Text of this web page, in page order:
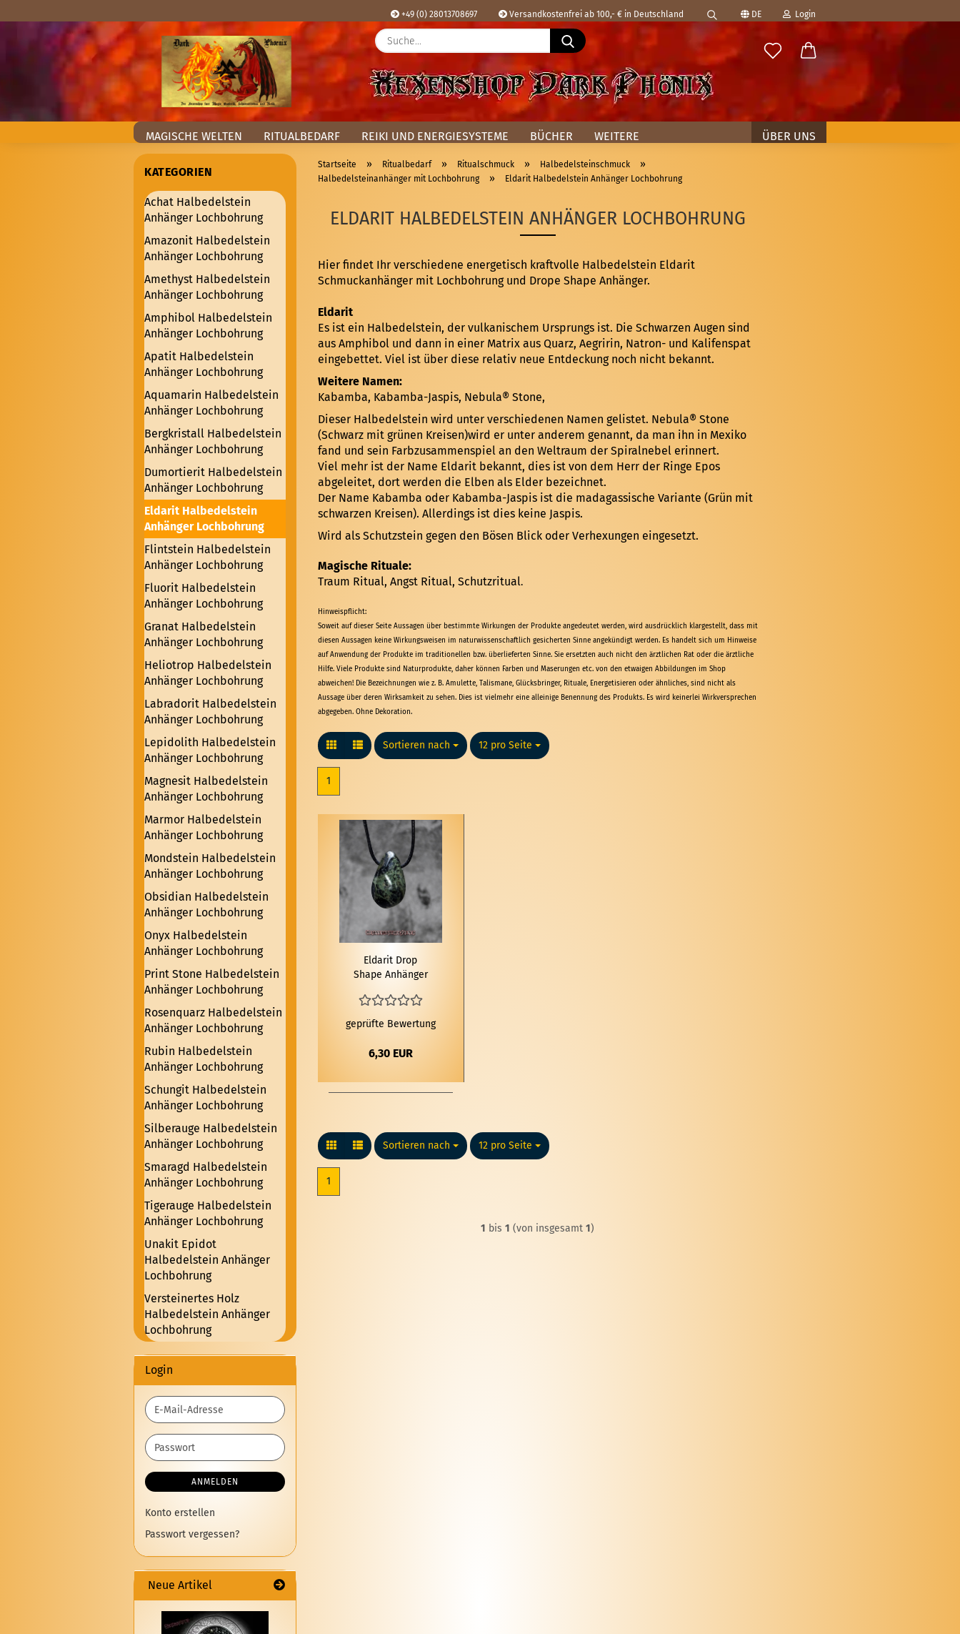
+49 (0) 28013708697 Versandkostenfrei ab 100,- € in Deutschland DE
Sprache auswählen
Lieferland
Login
E-Mail
Passwort
Suche...
MAGISCHE WELTEN RITUALBEDARF REIKI UND ENERGIESYSTEME BÜCHER ÜBER UNS
WEITERE
Startseite » Ritualbedarf » Ritualschmuck » Halbedelsteinschmuck »
Halbedelsteinanhänger mit Lochbohrung » Eldarit Halbedelstein Anhänger Lochbohrung
ELDARIT HALBEDELSTEIN ANHÄNGER LOCHBOHRUNG
Hier findet Ihr verschiedene energetisch kraftvolle Halbedelstein Eldarit
Schmuckanhänger mit Lochbohrung und Drope Shape Anhänger.
Eldarit
Es ist ein Halbedelstein, der vulkanischem Ursprungs ist. Die Schwarzen Augen sind
aus Amphibol und dann in einer Matrix aus Quarz, Aegririn, Natron- und Kalifenspat
eingebettet. Viel ist über diese relativ neue Entdeckung noch nicht bekannt.
Weitere Namen:
Kabamba, Kabamba-Jaspis, Nebula® Stone,
Dieser Halbedelstein wird unter verschiedenen Namen gelistet. Nebula® Stone
(Schwarz mit grünen Kreisen)wird er unter anderem genannt, da man ihn in Mexiko
fand und sein Farbzusammenspiel an den Weltraum der Spiralnebel erinnert.
Viel mehr ist der Name Eldarit bekannt, dies ist von dem Herr der Ringe Epos
abgeleitet, dort werden die Elben als Elder bezeichnet.
Der Name Kabamba oder Kabamba-Jaspis ist die madagassische Variante (Grün mit
schwarzen Kreisen). Allerdings ist dies keine Jaspis.
Wird als Schutzstein gegen den Bösen Blick oder Verhexungen eingesetzt.
Magische Rituale:
Traum Ritual, Angst Ritual, Schutzritual.
Hinweispflicht:
Soweit auf dieser Seite Aussagen über bestimmte Wirkungen der Produkte angedeutet werden, wird ausdrücklich klargestellt, dass mit
diesen Aussagen keine Wirkungsweisen im naturwissenschaftlich gesicherten Sinne angekündigt werden. Es handelt sich um Hinweise
auf Anwendung der Produkte im traditionellen bzw. überlieferten Sinne. Sie ersetzten auch nicht den ärztlichen Rat oder die ärztliche
Hilfe. Viele Produkte sind Naturprodukte, daher können Farben und Maserungen etc. von den etwaigen Abbildungen im Shop
abweichen! Die Bezeichnungen wie z. B. Amulette, Talismane, Glücksbringer, Rituale, Energetisieren oder ähnliches, sind nicht als
Aussage über deren Wirksamkeit zu sehen. Dies ist vielmehr eine alleinige Benennung des Produkts. Es wird keinerlei Wirkversprechen
abgegeben. Ohne Dekoration.
Sortieren nach
Sortieren nach 12 pro Seite
pro Seite
1
El­da­rit Drop
Shape An­hän­ger
geprüfte Bewertung
6,30 EUR
Sortieren nach
Sortieren nach 12 pro Seite
pro Seite
1
1 bis1 (von insgesamt1)
KATEGORIEN
Achat Halbedelstein
Anhänger Lochbohrung
Amazonit Halbedelstein
Anhänger Lochbohrung
Amethyst Halbedelstein
Anhänger Lochbohrung
Amphibol Halbedelstein
Anhänger Lochbohrung
Apatit Halbedelstein
Anhänger Lochbohrung
Aquamarin Halbedelstein
Anhänger Lochbohrung
Bergkristall Halbedelstein
Anhänger Lochbohrung
Dumortierit Halbedelstein
Anhänger Lochbohrung
Eldarit Halbedelstein
Anhänger Lochbohrung
Flintstein Halbedelstein
Anhänger Lochbohrung
Fluorit Halbedelstein
Anhänger Lochbohrung
Granat Halbedelstein
Anhänger Lochbohrung
Heliotrop Halbedelstein
Anhänger Lochbohrung
Labradorit Halbedelstein
Anhänger Lochbohrung
Lepidolith Halbedelstein
Anhänger Lochbohrung
Magnesit Halbedelstein
Anhänger Lochbohrung
Marmor Halbedelstein
Anhänger Lochbohrung
Mondstein Halbedelstein
Anhänger Lochbohrung
Obsidian Halbedelstein
Anhänger Lochbohrung
Onyx Halbedelstein
Anhänger Lochbohrung
Print Stone Halbedelstein
Anhänger Lochbohrung
Rosenquarz Halbedelstein
Anhänger Lochbohrung
Rubin Halbedelstein
Anhänger Lochbohrung
Schungit Halbedelstein
Anhänger Lochbohrung
Silberauge Halbedelstein
Anhänger Lochbohrung
Smaragd Halbedelstein
Anhänger Lochbohrung
Tigerauge Halbedelstein
Anhänger Lochbohrung
Unakit Epidot
Halbedelstein Anhänger
Lochbohrung
Versteinertes Holz
Halbedelstein Anhänger
Lochbohrung
Login
E-
Mail-
Adresse
Passwort
ANMELDEN
Konto erstellen
Passwort vergessen?
Neue Artikel